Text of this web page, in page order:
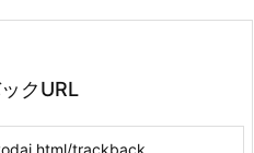
クURL